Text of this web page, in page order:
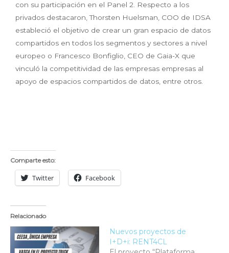
con su participación en el Panel 2. Respecto a los
privados destacaron, Thorsten Huelsman, COO de IDSA
estableció el objetivo de crear un gran espacio de datos
compartidos en todos los segmentos y sectores a nivel
europeo o Francesco Bonfiglio, CEO de Gaia-X que
vinculó la competitividad de las empresas empresas al
apoyo de espacios compartidos de datos, entre otros.
Comparte esto:
Twitter Facebook
Relacionado
Nuevos proyectos de
I+D+i: RENT4CL